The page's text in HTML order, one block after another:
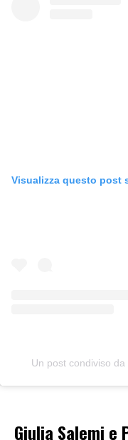
Visualizza questo post
Un post condiviso
Giulia Salemi e